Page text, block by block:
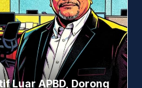
Luar APBD, Dorong